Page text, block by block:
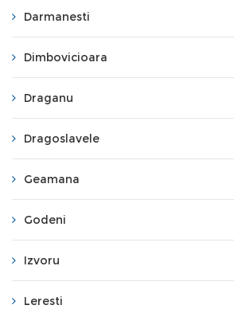
Darmanesti
Dimbovicioara
Draganu
Dragoslavele
Geamana
Godeni
Izvoru
Leresti